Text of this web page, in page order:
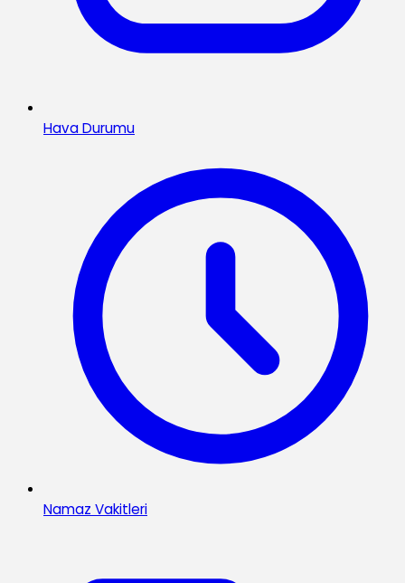
Hava Durumu
Namaz Vakitleri